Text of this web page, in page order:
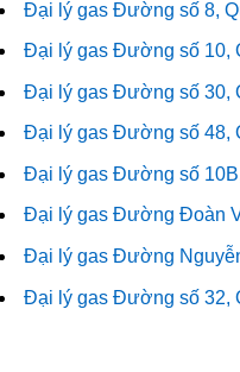
Đại lý gas Đường số 8,
Đại lý gas Đường số 10,
Đại lý gas Đường số 30,
Đại lý gas Đường số 48,
Đại lý gas Đường số
Đại lý gas Đường Đoàn
Đại lý gas Đường
Đại lý gas Đường số 32,